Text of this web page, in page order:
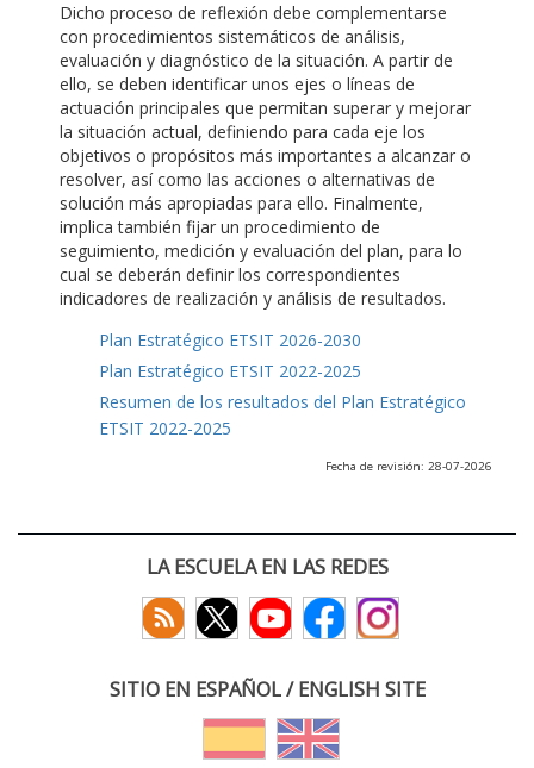
Dicho proceso de reflexión debe complementarse
con procedimientos sistemáticos de análisis,
evaluación y diagnóstico de la situación. A partir de
ello, se deben identificar unos ejes o líneas de
actuación principales que permitan superar y mejorar
la situación actual, definiendo para cada eje los
objetivos o propósitos más importantes a alcanzar o
resolver, así como las acciones o alternativas de
solución más apropiadas para ello. Finalmente,
implica también fijar un procedimiento de
seguimiento, medición y evaluación del plan, para lo
cual se deberán definir los correspondientes
indicadores de realización y análisis de resultados.
Plan Estratégico ETSIT 2026-2030
Plan Estratégico ETSIT 2022-2025
Resumen de los resultados del Plan Estratégico
ETSIT 2022-2025
Fecha de revisión: 28-07-2026
LA ESCUELA EN LAS REDES
SITIO EN ESPAÑOL / ENGLISH SITE